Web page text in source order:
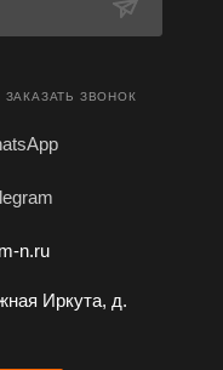
ЗАКАЗАТЬ ЗВОНОК
n.ru
Иркута, д.